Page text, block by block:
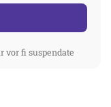
vor fi suspendate